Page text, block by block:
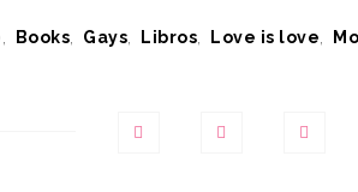
, Books, Gays, Libros, Love is love,